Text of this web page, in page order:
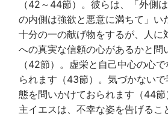
（42～44節）。彼らは、「外側
の内側は強欲と悪意に満ちて」い
十分の一の献げ物をするが、人に
への真実な信頼の心があるかと問
（42節）。虚栄と自己中心の心
られます（43節）。気づかない
態を問いかけておられます（44節
主イエスは、不幸な姿を告げるこ